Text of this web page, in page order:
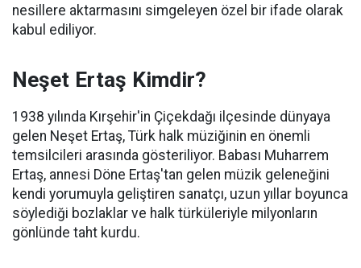
nesillere aktarmasını simgeleyen özel bir ifade olarak
kabul ediliyor.
Neşet Ertaş Kimdir?
1938 yılında Kırşehir'in Çiçekdağı ilçesinde dünyaya
gelen Neşet Ertaş, Türk halk müziğinin en önemli
temsilcileri arasında gösteriliyor. Babası Muharrem
Ertaş, annesi Döne Ertaş'tan gelen müzik geleneğini
kendi yorumuyla geliştiren sanatçı, uzun yıllar boyunca
söylediği bozlaklar ve halk türküleriyle milyonların
gönlünde taht kurdu.